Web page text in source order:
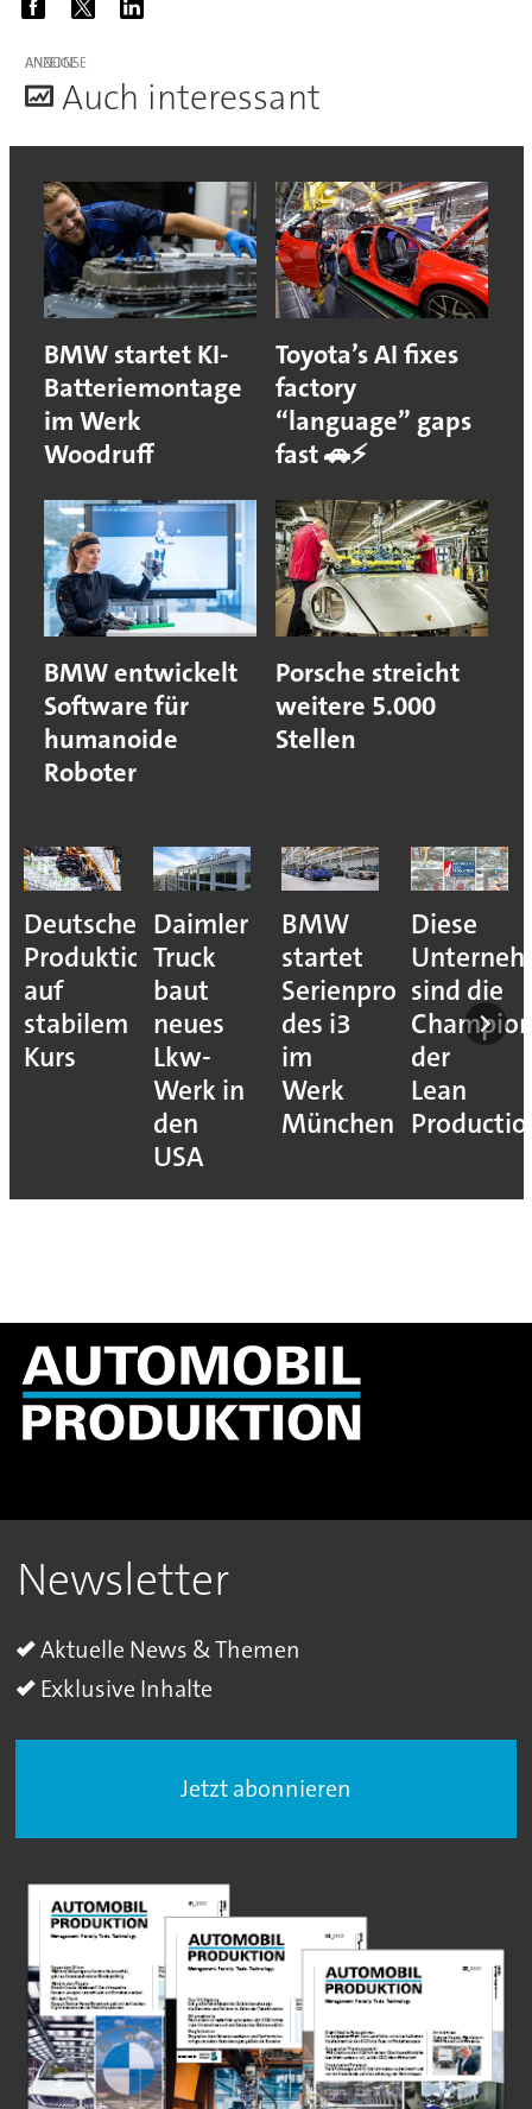
ANZEIGE
Auch interessant
BMW startet KI-
Batteriemontage
im Werk
Woodruff
Toyota’s AI fixes
factory
“language” gaps
fast 🚗⚡
BMW entwickelt
Software für
humanoide
Roboter
Porsche streicht
weitere 5.000
Stellen
Deutsche
Produktion
auf
stabilem
Kurs
Daimler
Truck
baut
neues
Lkw-
Werk in
den
USA
BMW
startet
Serienproduktion
des i3
im
Werk
München
Diese
sind die
der
Lean
Newsletter
Aktuelle News & Themen
Exklusive Inhalte
Jetzt abonnieren